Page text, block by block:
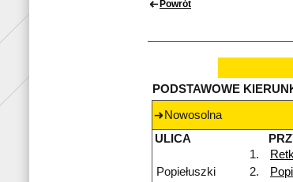
Powrót
PODSTAWOWE
Nowosolna
ULICA
1.
Popiełuszki
2.